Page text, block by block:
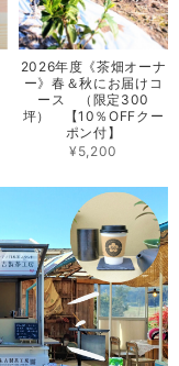
2026年度《茶畑オーナ
ー》春＆秋にお届けコ
ース （限定300
坪） 【10％OFFクー
ポン付】
¥5,200